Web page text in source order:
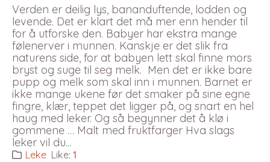
Verden er deilig lys, bananduftende, lodden og
levende. Det er klart det må mer enn hender til
for å utforske den. Babyer har ekstra mange
følenerver i munnen. Kanskje er det slik fra
naturens side, for at babyen lett skal finne mors
bryst og suge til seg melk. Men det er ikke bare
pupp og melk som skal inn i munnen. Barnet er
ikke mange ukene før det smaker på sine egne
fingre, klær, teppet det ligger på, og snart en hel
haug med leker. Og så begynner det å klø i
gommene … Malt med fruktfarger Hva slags
leker vil du...
Leke Like:1